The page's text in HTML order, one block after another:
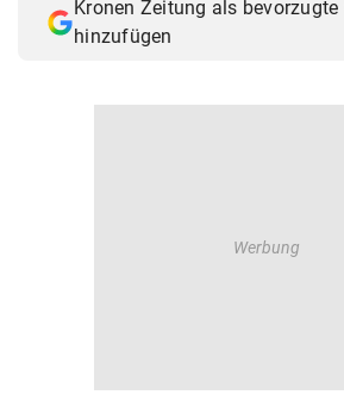
Kronen Zeitung als bevorzugte
hinzufügen